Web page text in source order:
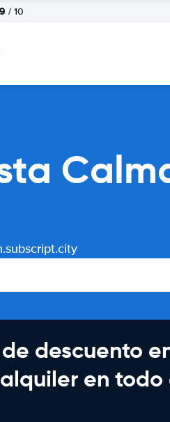
9 / 10
descuento
en todo